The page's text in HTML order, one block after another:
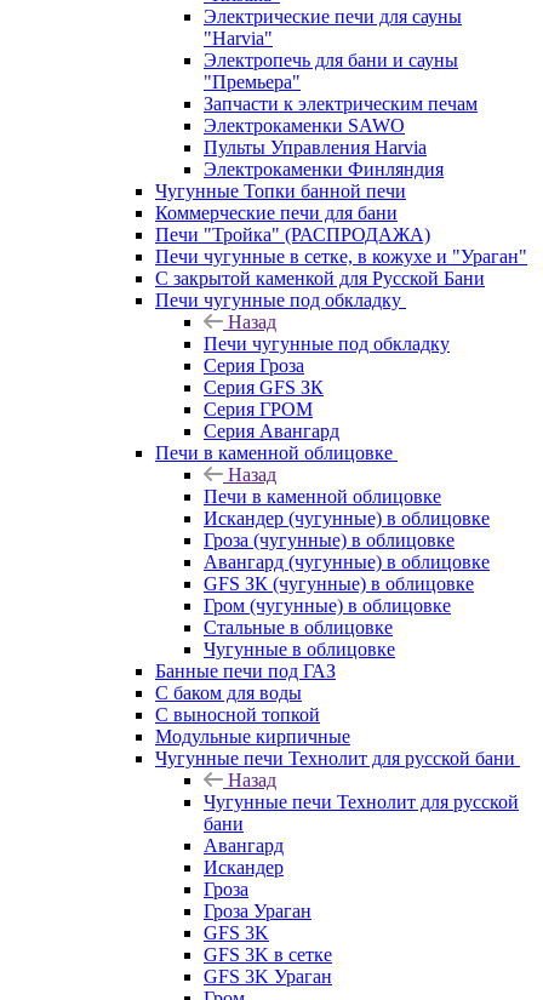
Электрические печи для сауны
"Harvia"
Электропечь для бани и сауны
"Премьера"
Запчасти к электрическим печам
Электрокаменки SAWO
Пульты Управления Harvia
Электрокаменки Финляндия
Чугунные Топки банной печи
Коммерческие печи для бани
Печи "Тройка" (РАСПРОДАЖА)
Печи чугунные в сетке, в кожухе и "Ураган"
С закрытой каменкой для Русской Бани
Печи чугунные под обкладку
Назад
Печи чугунные под обкладку
Серия Гроза
Серия GFS ЗК
Серия ГРОМ
Серия Авангард
Печи в каменной облицовке
Назад
Печи в каменной облицовке
Искандер (чугунные) в облицовке
Гроза (чугунные) в облицовке
Авангард (чугунные) в облицовке
GFS ЗК (чугунные) в облицовке
Гром (чугунные) в облицовке
Стальные в облицовке
Чугунные в облицовке
Банные печи под ГАЗ
С баком для воды
С выносной топкой
Модульные кирпичные
Чугунные печи Технолит для русской бани
Назад
Чугунные печи Технолит для русской
бани
Авангард
Искандер
Гроза
Гроза Ураган
GFS 3K
GFS 3K в сетке
GFS 3K Ураган